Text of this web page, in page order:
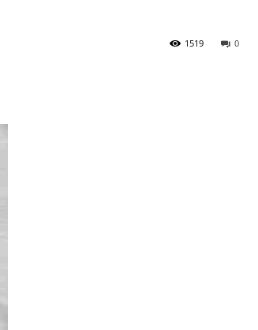
0
1519